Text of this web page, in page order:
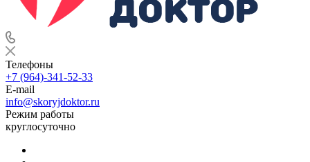
Телефоны
+7 (964)-341-52-33
E-mail
info@skoryjdoktor.ru
Режим работы
круглосуточно